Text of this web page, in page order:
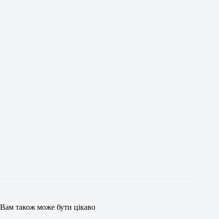
Вам також може бути цікаво